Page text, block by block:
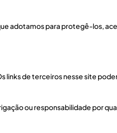
adotamos para protegê-los,
de terceiros nesse site
ou responsabilidade por